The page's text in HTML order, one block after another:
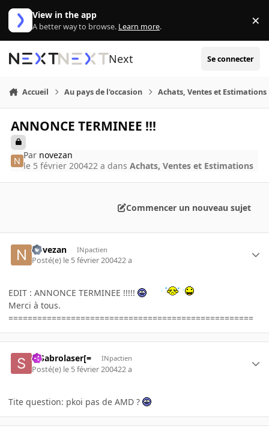
Aller au contenu
View in the app
A better way to browse. Learn more. ×
Next Se connecter
Accueil Au pays de l'occasion Achats, Ventes et Estimations
ANNONCE TERMINEE !!!
Par novezan
le 5 février 200422 a dansAchats, Ventes et Estimations
Commencer un nouveau sujet
novezan INpactien
Posté(e) le 5 février 200422 a
EDIT : ANNONCE TERMINEE !!!!!
Merci à tous.
===================================================
=]Sabrolaser[= INpactien
Posté(e) le 5 février 200422 a
Tite question: pkoi pas de AMD ?